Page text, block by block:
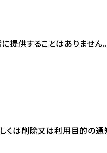
供することはありません
くは削除又は利用目的の通